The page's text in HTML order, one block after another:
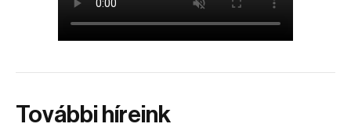
További híreink